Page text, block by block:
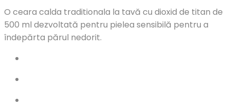
O ceara calda traditionala la tavă cu dioxid de titan de
500 ml dezvoltată pentru pielea sensibilă pentru a
îndepărta părul nedorit.